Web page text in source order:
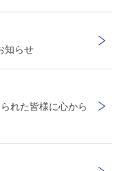
知らせ
れた皆様に心から